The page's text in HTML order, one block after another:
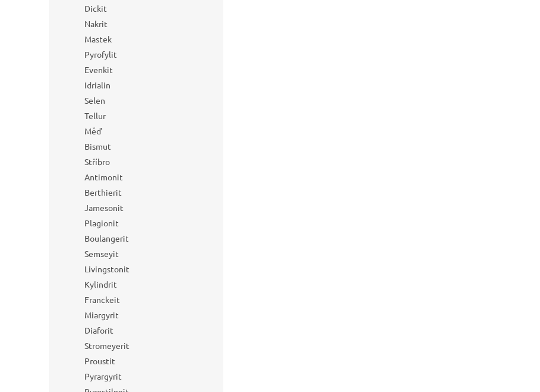
Dickit
Nakrit
Mastek
Pyrofylit
Evenkit
Idrialin
Selen
Tellur
Měď
Bismut
Stříbro
Antimonit
Berthierit
Jamesonit
Plagionit
Boulangerit
Semseyit
Livingstonit
Kylindrit
Franckeit
Miargyrit
Diaforit
Stromeyerit
Proustit
Pyrargyrit